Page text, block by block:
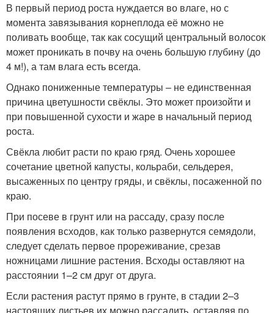
В первый период роста нуждается во влаге, но с
момента завязывания корнеплода её можно не
поливать вообще, так как сосущий центральный волосок
может проникать в почву на очень большую глубину (до
4 м!), а там влага есть всегда.
Однако пониженные температуры – не единственная
причина цветушности свёклы. Это может произойти и
при повышенной сухости и жаре в начальный период
роста.
Свёкла любит расти по краю гряд. Очень хорошее
сочетание цветной капусты, кольраби, сельдерея,
высаженных по центру гряды, и свёклы, посаженной по
краю.
При посеве в грунт или на рассаду, сразу после
появления всходов, как только развернутся семядоли,
следует сделать первое прореживание, срезав
ножницами лишние растения. Всходы оставляют на
расстоянии 1–2 см друг от друга.
Если растения растут прямо в грунте, в стадии 2–3